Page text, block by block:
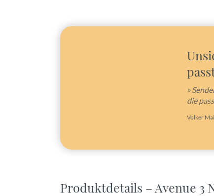
»
die
Volker
Produktdetails – Avenue 3